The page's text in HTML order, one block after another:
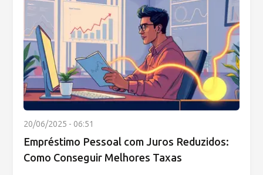
20/06/2025 - 06:51
Empréstimo Pessoal com Juros Reduzidos:
Como Conseguir Melhores Taxas